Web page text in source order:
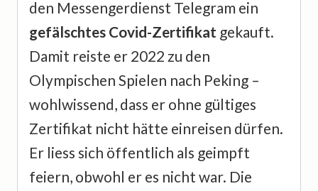
den Messengerdienst Telegram ein
gefälschtes Covid-Zertifikat gekauft.
Damit reiste er 2022 zu den
Olympischen Spielen nach Peking –
wohlwissend, dass er ohne gültiges
Zertifikat nicht hätte einreisen dürfen.
Er liess sich öffentlich als geimpft
feiern, obwohl er es nicht war. Die